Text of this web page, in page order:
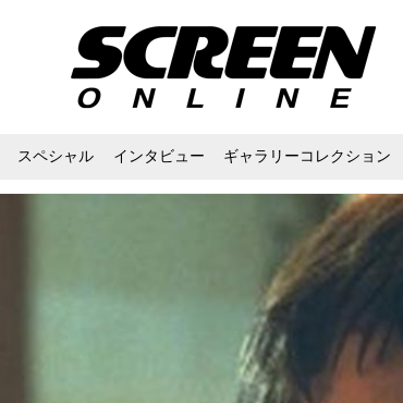
スペシャル インタビュー ギャラリーコレクション